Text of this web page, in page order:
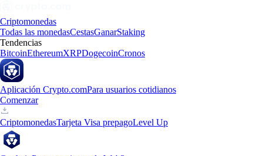
Criptomonedas
Todas las monedasCestasGanarStaking
Tendencias
BitcoinEthereumXRPDogecoinCronos
Aplicación Crypto.comPara usuarios cotidianos
Comenzar
CriptomonedasTarjeta Visa prepagoLevel Up